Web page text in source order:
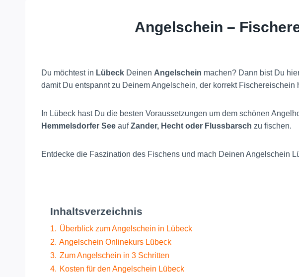
Angelschein –
Du möchtest in Lübeck Deinen Angelschein machen? Dann bist Du
damit Du entspannt zu Deinem Angelschein, der korrekt Fischereischein
In Lübeck hast Du die besten Voraussetzungen um dem schönen
Hemmelsdorfer See aufZander, Hecht oder Flussbarsch zu fischen.
Entdecke die Faszination des Fischens und mach Deinen Angelschein
Inhaltsverzeichnis
1. Überblick zum Angelschein in Lübeck
2. Angelschein Onlinekurs Lübeck
3. Zum Angelschein in 3 Schritten
4. Kosten für den Angelschein Lübeck